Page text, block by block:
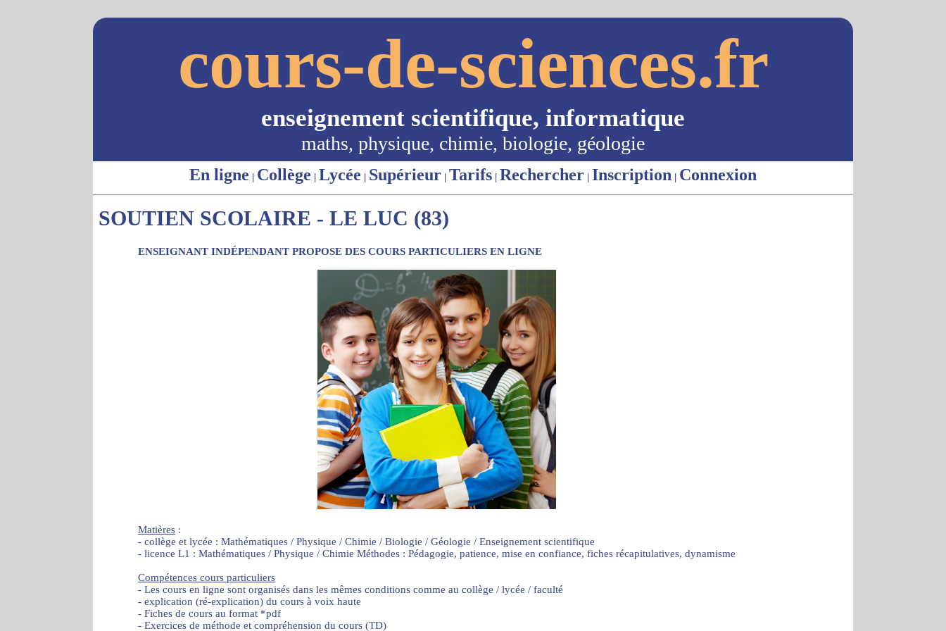
cours-de-sciences.fr
enseignement scientifique, informatique
maths, physique, chimie, biologie, géologie
En ligne | Collège | Lycée | Supérieur | Tarifs | Rechercher | Inscription | Connexion
SOUTIEN SCOLAIRE - LE LUC (83)
ENSEIGNANT INDÉPENDANT PROPOSE DES COURS PARTICULIERS EN LIGNE
Matières :
- collège et lycée : Mathématiques / Physique / Chimie / Biologie / Géologie / Enseignement scientifique
- licence L1 : Mathématiques / Physique / Chimie Méthodes : Pédagogie, patience, mise en confiance, fiches récapitulatives, dynamisme
Compétences cours particuliers
- Les cours en ligne sont organisés dans les mêmes conditions comme au collège / lycée / faculté
- explication (ré-explication) du cours à voix haute
- Fiches de cours au format *pdf
- Exercices de méthode et compréhension du cours (TD)